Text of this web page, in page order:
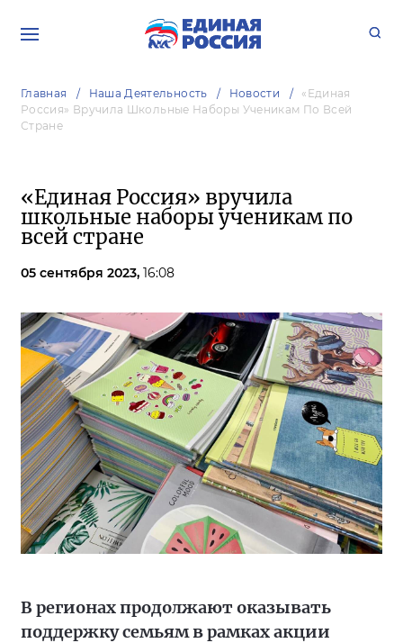
Главная Наша Деятельность Новости
«Единая
Россия» Вручила Школьные Наборы Ученикам По Всей
Стране
«Единая Россия» вручила
школьные наборы ученикам по
всей стране
05 сентября 2023, 16:08
В регионах продолжают оказывать
поддержку семьям в рамках акции